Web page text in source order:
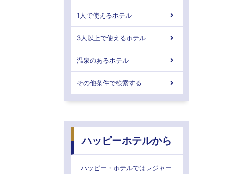
1人で使えるホテル
3人以上で使えるホテル
温泉のあるホテル
その他条件で検索する
ハッピーホテルから
ハッピー・ホテルではレジャー